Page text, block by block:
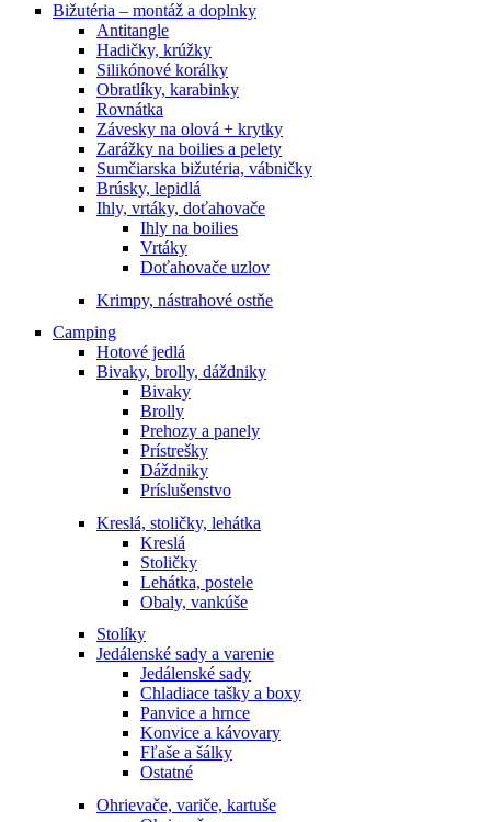
Bižutéria – montáž a doplnky
Antitangle
Hadičky, krúžky
Silikónové korálky
Obratlíky, karabinky
Rovnátka
Závesky na olová + krytky
Zarážky na boilies a pelety
Sumčiarska bižutéria, vábničky
Brúsky, lepidlá
Ihly, vrtáky, doťahovače
Ihly na boilies
Vrtáky
Doťahovače uzlov
Krimpy, nástrahové ostňe
Camping
Hotové jedlá
Bivaky, brolly, dáždniky
Bivaky
Brolly
Prehozy a panely
Prístrešky
Dáždniky
Príslušenstvo
Kreslá, stoličky, lehátka
Kreslá
Stoličky
Lehátka, postele
Obaly, vankúše
Stolíky
Jedálenské sady a varenie
Jedálenské sady
Chladiace tašky a boxy
Panvice a hrnce
Konvice a kávovary
Fľaše a šálky
Ostatné
Ohrievače, variče, kartuše